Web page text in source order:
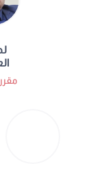
مقرر